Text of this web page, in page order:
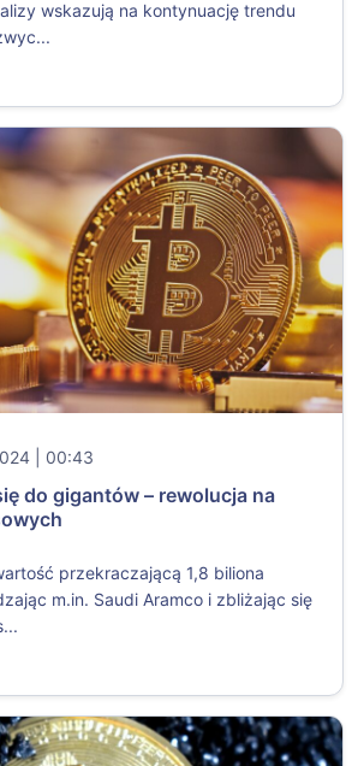
wskazują na kontynuację trendu
| 00:43
do gigantów – rewolucja na
przekraczającą 1,8 biliona
m.in. Saudi Aramco i zbliżając się